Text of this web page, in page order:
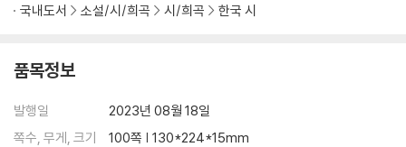
국내도서 소설/시/희곡 시/희곡 한국 시
품목정보
발행일
2023년 08월 18일
쪽수, 무게, 크기
100쪽 | 130*224*15mm